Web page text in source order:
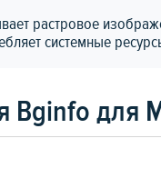
растровое
системные
Bginfo для